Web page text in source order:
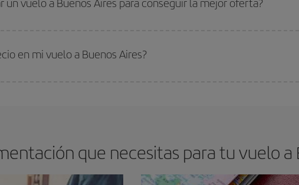
con antelación es
fundamental para conseguir
en mi vuelo a Buenos Aires?
que necesitas para tu vuelo a